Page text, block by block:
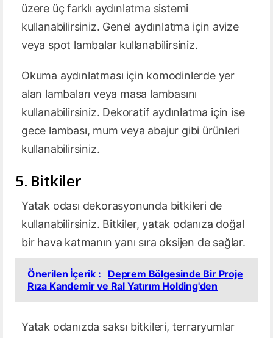
üzere üç farklı aydınlatma sistemi
kullanabilirsiniz. Genel aydınlatma için avize
veya spot lambalar kullanabilirsiniz.
Okuma aydınlatması için komodinlerde yer
alan lambaları veya masa lambasını
kullanabilirsiniz. Dekoratif aydınlatma için ise
gece lambası, mum veya abajur gibi ürünleri
kullanabilirsiniz.
5. Bitkiler
Yatak odası dekorasyonunda bitkileri de
kullanabilirsiniz. Bitkiler, yatak odanıza doğal
bir hava katmanın yanı sıra oksijen de sağlar.
Önerilen İçerik :
Deprem Bölgesinde Bir Proje
Rıza Kandemir ve Ral Yatırım Holding'den
Yatak odanızda saksı bitkileri, terraryumlar